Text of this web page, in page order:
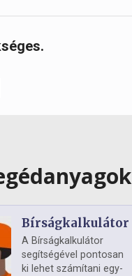
Bírságkalkulátor
A Bírságkalkulátor
segítségével pontosan
ki lehet számítani egy-